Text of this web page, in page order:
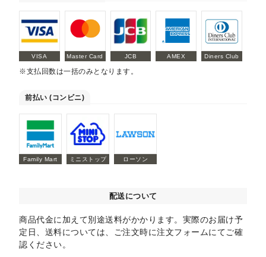
VISA Master Card JCB AMEX Diners Club
※支払回数は一括のみとなります。
前払い (コンビニ)
Family Mart ミニストップ ローソン
配送について
商品代金に加えて別途送料がかかります。実際のお届け予
定日、送料については、ご注文時に注文フォームにてご確
認ください。